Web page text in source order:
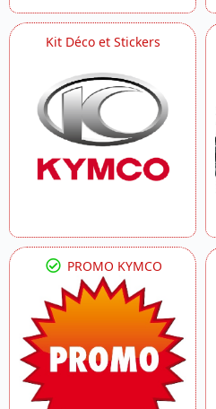
Kit Déco et Stickers
PROMO KYMCO